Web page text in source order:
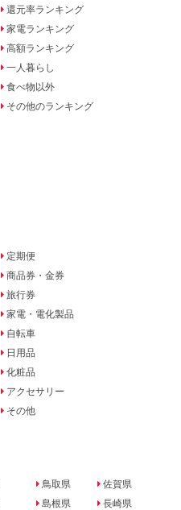
還元率ランキング
家電ランキング
高額ランキング
一人暮らし
食べ物以外
その他のランキング
定期便
商品券・金券
旅行券
家電・電化製品
自転車
日用品
化粧品
アクセサリー
その他
鳥取県
島根県
佐賀県
長崎県